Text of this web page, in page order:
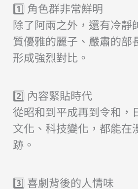
1️⃣ 角色群非常鮮明
除了阿兩之外，還有冷靜
質優雅的麗子、嚴肅的部
形成強烈對比。
2️⃣ 內容緊貼時代
從昭和到平成再到令和，
文化、科技變化，都能在
跡。
3️⃣ 喜劇背後的人情味